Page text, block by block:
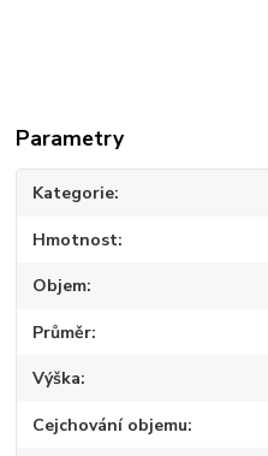
Parametry
Kategorie
Hmotnost
Objem
Průměr
Výška
Cejchování objemu